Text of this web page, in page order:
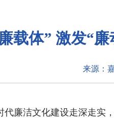
载体” 激发“
来源：
代廉洁文化建设走深走实